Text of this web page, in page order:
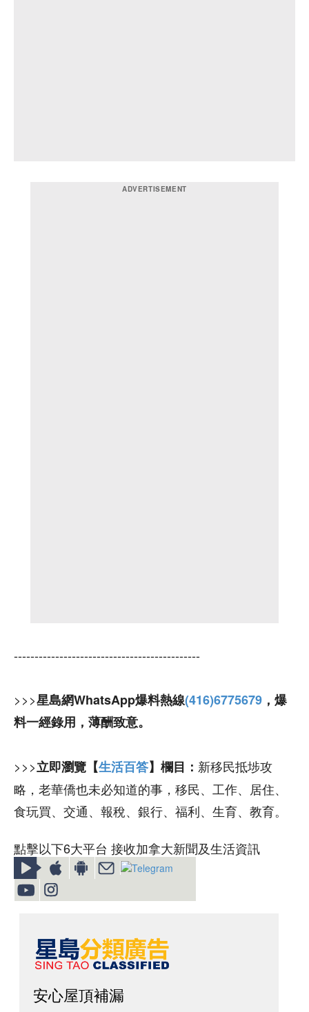
---------------------------------------------
>>>星島網WhatsApp爆料熱線(416)6775679 ，爆
料一經錄用，薄酬致意。
>>>立即瀏覽【生活百答】欄目： 新移民抵埗攻
略，老華僑也未必知道的事，移民、工作、居住、
食玩買、交通、報稅、銀行、福利、生育、教育。
點擊以下6大平台 接收加拿大新聞及生活資訊